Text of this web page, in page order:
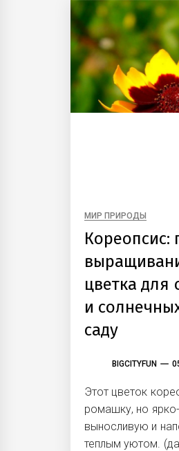
МИР ПРИРОДЫ
Кореопсис:
цветка для
и
саду
BIGCITYFUN
Этот цветок
ромашку, но
выносливую и
теплым уютом.